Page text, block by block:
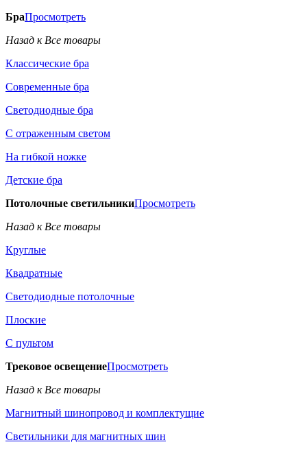
БраПросмотреть
Назад к Все товары
Классические бра
Современные бра
Светодиодные бра
С отраженным светом
На гибкой ножке
Детские бра
Потолочные светильникиПросмотреть
Назад к Все товары
Круглые
Квадратные
Светодиодные потолочные
Плоские
С пультом
Трековое освещениеПросмотреть
Назад к Все товары
Магнитный шинопровод и комплектущие
Светильники для магнитных шин